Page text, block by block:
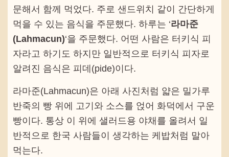
문해서 함께 먹었다. 주로 샌드위치 같이 간단하게
먹을 수 있는 음식을 주문했다. 하루는 ‘라마준
(Lahmacun)‘을 주문했다. 어떤 사람은 터키식 피
자라고 하기도 하지만 일반적으로 터키식 피자로
알려진 음식은 피데(pide)이다.
라마준(Lahmacun)은 아래 사진처럼 얇은 밀가루
반죽의 빵 위에 고기와 소스를 얹어 화덕에서 구운
빵이다. 통상 이 위에 샐러드용 야채를 올려서 일
반적으로 한국 사람들이 생각하는 케밥처럼 말아
먹는다.